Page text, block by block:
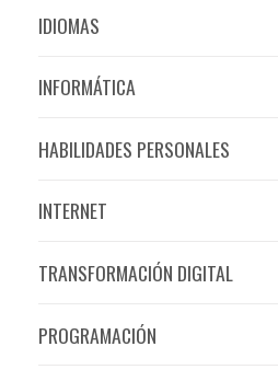
IDIOMAS
INFORMÁTICA
HABILIDADES PERSONALES
INTERNET
TRANSFORMACIÓN DIGITAL
PROGRAMACIÓN